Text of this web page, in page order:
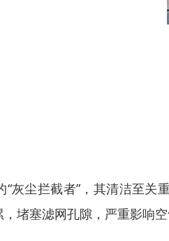
“灰尘拦截者”，其清洁至
堵塞滤网孔隙，严重影响